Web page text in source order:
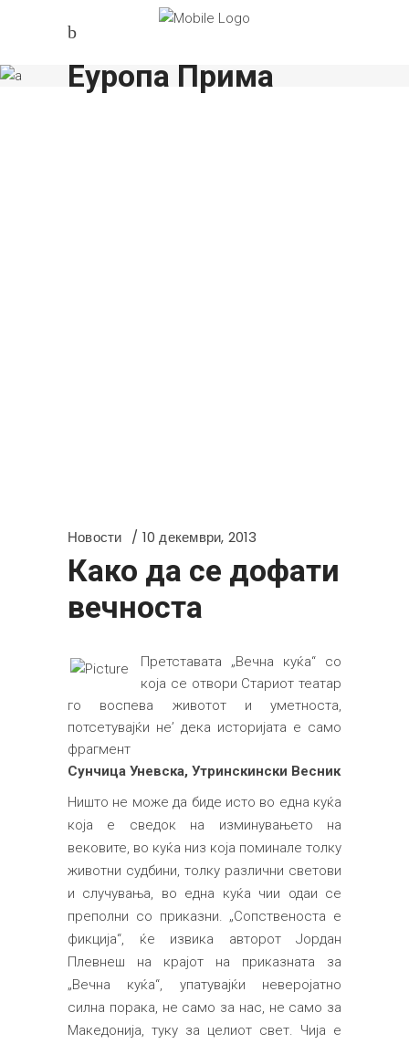
Еуропа Прима
Новости 10 декември, 2013
Како да се дофати
вечноста
Претставата „Вечна куќа“ со
која се отвори Стариот театар
го воспева животот и уметноста,
потсетувајќи не’ дека историјата е само
фрагмент
Сунчица Уневска, Утринскински Весник
Ништо не може да биде исто во една куќа
која е сведок на изминувањето на
вековите, во куќа низ која поминале толку
животни судбини, толку различни светови
и случувања, во една куќа чии одаи се
преполни со приказни. „Сопственоста е
фикција“, ќе извика авторот Јордан
Плевнеш на крајот на приказната за
„Вечна куќа“, упатувајќи неверојатно
силна порака, не само за нас, не само за
Македонија, туку за целиот свет. Чија е